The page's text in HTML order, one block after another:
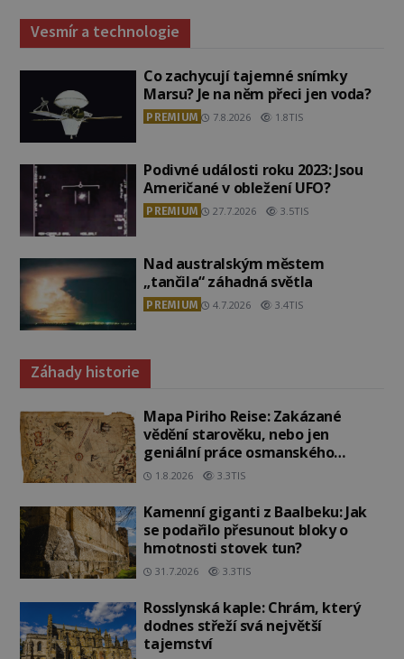
Vesmír a technologie
Co zachycují tajemné snímky
Marsu? Je na něm přeci jen voda?
PREMIUM 7.8.2026 1.8TIS
Podivné události roku 2023: Jsou
Američané v obležení UFO?
PREMIUM 27.7.2026 3.5TIS
Nad australským městem
„tančila“ záhadná světla
PREMIUM 4.7.2026 3.4TIS
Záhady historie
Mapa Piriho Reise: Zakázané
vědění starověku, nebo jen
geniální práce osmanského
admirála?
1.8.2026 3.3TIS
Kamenní giganti z Baalbeku: Jak
se podařilo přesunout bloky o
hmotnosti stovek tun?
31.7.2026 3.3TIS
Rosslynská kaple: Chrám, který
dodnes střeží svá největší
tajemství